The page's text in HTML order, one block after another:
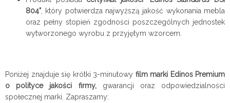
804", który potwierdza najwyższą jakość wykonania mebla
oraz pełny stopień zgodności poszczególnych jednostek
wytworzonego wyrobu z przyjętym wzorcem.
Poniżej znajduje się krótki 3-minutowy film marki Edinos Premium
o polityce jakości firmy, gwarancji oraz odpowiedzialności
społecznej marki. Zapraszamy: